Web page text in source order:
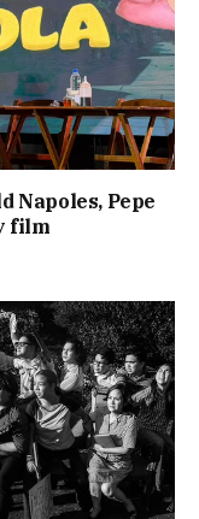
Napoles, Pepe
film